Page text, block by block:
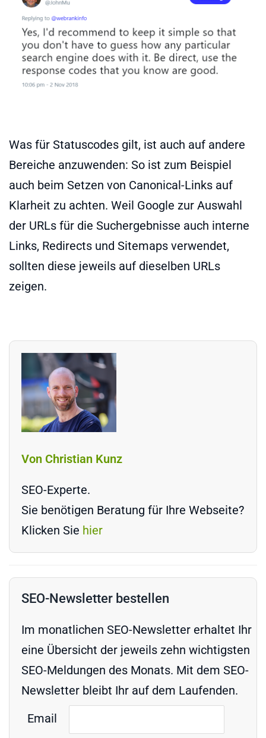
Was für Statuscodes gilt, ist auch auf andere
Bereiche anzuwenden: So ist zum Beispiel
auch beim Setzen von Canonical-Links auf
Klarheit zu achten. Weil Google zur Auswahl
der URLs für die Suchergebnisse auch interne
Links, Redirects und Sitemaps verwendet,
sollten diese jeweils auf dieselben URLs
zeigen.
Von Christian Kunz
SEO-Experte.
Sie benötigen Beratung für Ihre Webseite?
Klicken Sie hier
SEO-Newsletter bestellen
Im monatlichen SEO-Newsletter erhaltet Ihr
eine Übersicht der jeweils zehn wichtigsten
SEO-Meldungen des Monats. Mit dem SEO-
Newsletter bleibt Ihr auf dem Laufenden.
Email